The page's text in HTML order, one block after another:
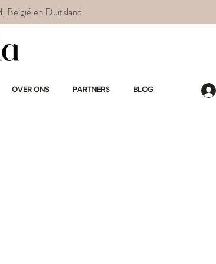
België en Duitsland
OVER ONS PARTNERS BLOG